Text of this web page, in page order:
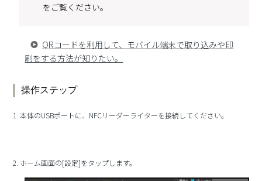
をご覧ください。
QRコードを利用して、モバイル端末で取り込みや印
刷をする方法が知りたい。
操作ステップ
1. 本体のUSBポートに、NFCリーダーライターを接続してください。
2. ホーム画面の[設定]をタップします。